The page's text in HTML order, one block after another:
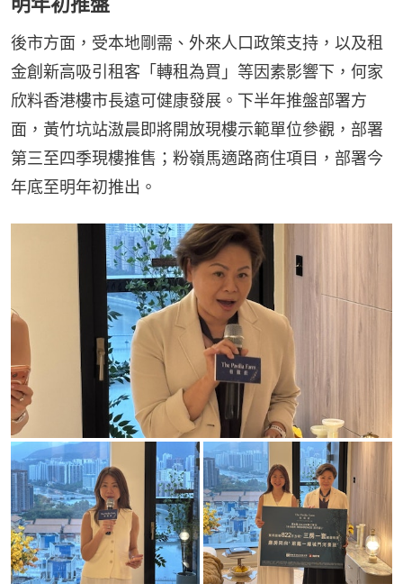
後市方面，受本地剛需、外來人口政策支持，以及租
金創新高吸引租客「轉租為買」等因素影響下，何家
欣料香港樓市長遠可健康發展。下半年推盤部署方
面，黃竹坑站滶晨即將開放現樓示範單位參觀，部署
第三至四季現樓推售；粉嶺馬適路商住項目，部署今
年底至明年初推出。